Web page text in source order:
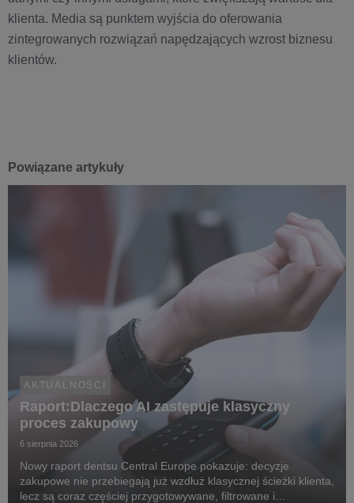
klienta. Media są punktem wyjścia do oferowania
zintegrowanych rozwiązań napędzających wzrost biznesu
klientów.
Powiązane artykuły
AKTUALNOŚCI
Raport:Dlaczego AI zastępuje klasyczny
proces zakupowy
6 sierpnia 2026
Nowy raport dentsu Central Europe pokazuje: decyzje
zakupowe nie przebiegają już wzdłuż klasycznej ścieżki klienta,
lecz są coraz częściej przygotowywane, filtrowane i